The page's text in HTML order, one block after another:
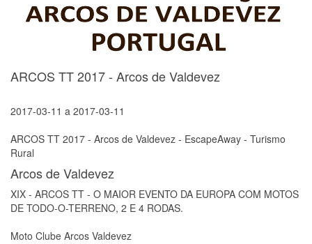
ARCOS TT 2017 - Arcos de Valdevez
2017-03-11 a 2017-03-11
ARCOS TT 2017 - Arcos de Valdevez - EscapeAway - Turismo
Rural
Arcos de Valdevez
XIX - ARCOS TT - O MAIOR EVENTO DA EUROPA COM MOTOS
DE TODO-O-TERRENO, 2 E 4 RODAS.
Moto Clube Arcos Valdevez